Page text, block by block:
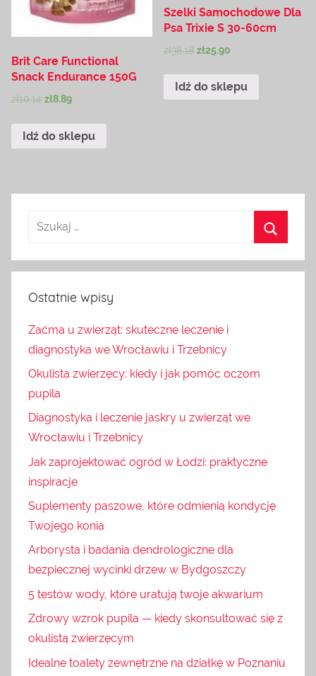
Brit Care Functional
Snack Endurance 150G
zł10.14 zł8.89
Idź do sklepu
Szelki Samochodowe Dla
Psa Trixie S 30-60cm
zł38.18 zł25.90
Idź do sklepu
Ostatnie wpisy
Zaćma u zwierząt: skuteczne leczenie i
diagnostyka we Wrocławiu i Trzebnicy
Okulista zwierzęcy: kiedy i jak pomóc oczom
pupila
Diagnostyka i leczenie jaskry u zwierząt we
Wrocławiu i Trzebnicy
Jak zaprojektować ogród w Łodzi: praktyczne
inspiracje
Suplementy paszowe, które odmienią kondycję
Twojego konia
Arborysta i badania dendrologiczne dla
bezpiecznej wycinki drzew w Bydgoszczy
5 testów wody, które uratują twoje akwarium
Zdrowy wzrok pupila — kiedy skonsultować się z
okulistą zwierzęcym
Idealne toalety zewnętrzne na działkę w Poznaniu